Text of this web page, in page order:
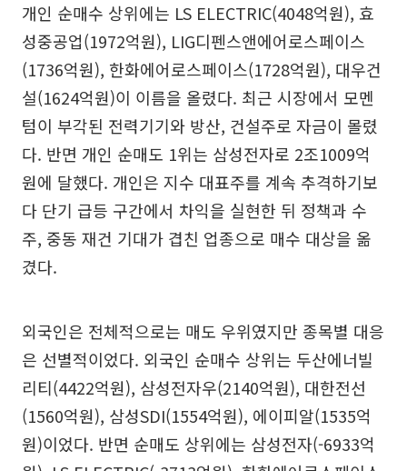
개인 순매수 상위에는 LS ELECTRIC(4048억원), 효
성중공업(1972억원), LIG디펜스앤에어로스페이스
(1736억원), 한화에어로스페이스(1728억원), 대우건
설(1624억원)이 이름을 올렸다. 최근 시장에서 모멘
텀이 부각된 전력기기와 방산, 건설주로 자금이 몰렸
다. 반면 개인 순매도 1위는 삼성전자로 2조1009억
원에 달했다. 개인은 지수 대표주를 계속 추격하기보
다 단기 급등 구간에서 차익을 실현한 뒤 정책과 수
주, 중동 재건 기대가 겹친 업종으로 매수 대상을 옮
겼다.
외국인은 전체적으로는 매도 우위였지만 종목별 대응
은 선별적이었다. 외국인 순매수 상위는 두산에너빌
리티(4422억원), 삼성전자우(2140억원), 대한전선
(1560억원), 삼성SDI(1554억원), 에이피알(1535억
원)이었다. 반면 순매도 상위에는 삼성전자(-6933억